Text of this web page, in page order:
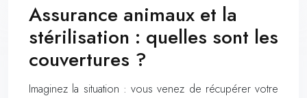
Assurance animaux et la
stérilisation : quelles sont les
couvertures ?
Imaginez la situation : vous venez de récupérer votre